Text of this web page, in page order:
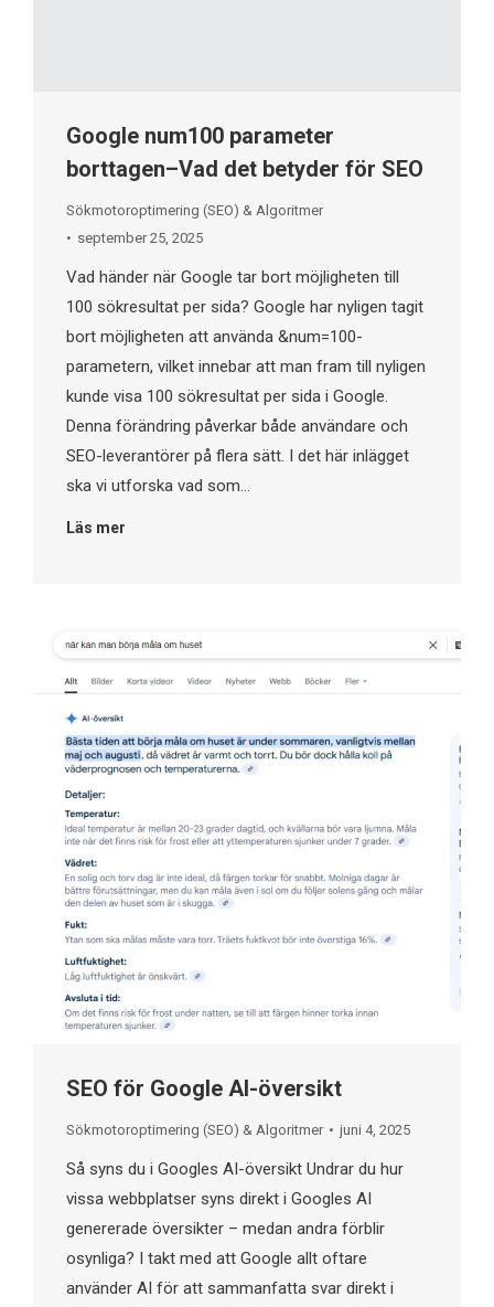
Google num100 parameter
borttagen–Vad det betyder för SEO
Sökmotoroptimering (SEO) & Algoritmer
september 25, 2025
Vad händer när Google tar bort möjligheten till
100 sökresultat per sida? Google har nyligen tagit
bort möjligheten att använda &num=100-
parametern, vilket innebar att man fram till nyligen
kunde visa 100 sökresultat per sida i Google.
Denna förändring påverkar både användare och
SEO-leverantörer på flera sätt. I det här inlägget
ska vi utforska vad som…
Läs mer
SEO för Google AI-översikt
Sökmotoroptimering (SEO) & Algoritmer juni 4, 2025
Så syns du i Googles AI-översikt​ Undrar du hur
vissa webbplatser syns direkt i Googles AI
genererade översikter – medan andra förblir
osynliga? I takt med att Google allt oftare
använder AI för att sammanfatta svar direkt i